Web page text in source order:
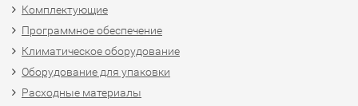
Комплектующие
Программное обеспечение
Климатическое оборудование
Оборудование для упаковки
Расходные материалы